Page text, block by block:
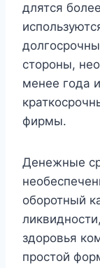
длятся
стороны,
менее года
фирмы.
Денежные
оборотный
здоровья
простой